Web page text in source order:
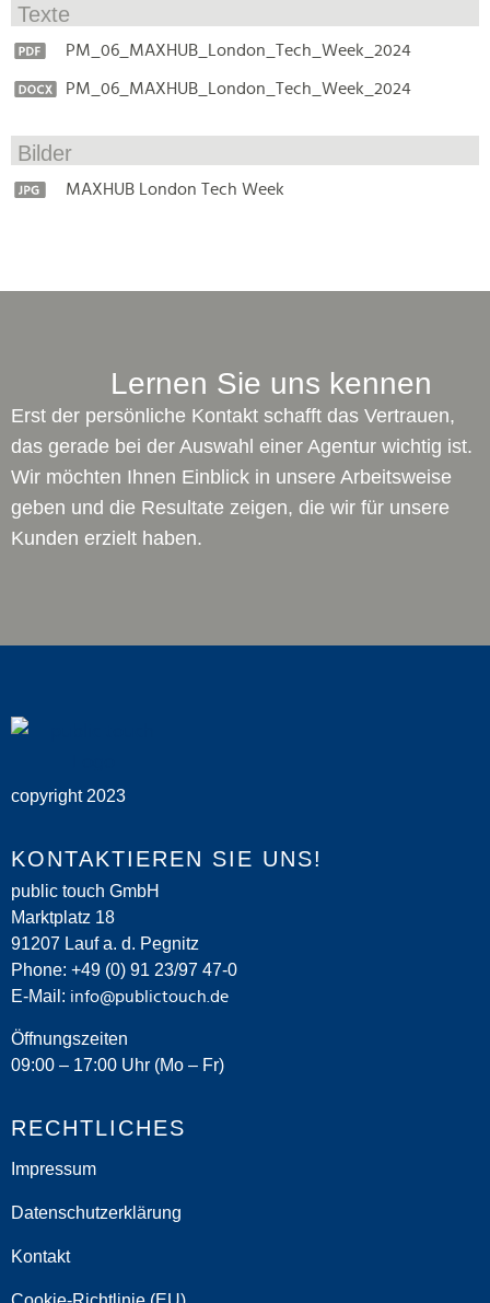
Texte
PM_06_MAXHUB_London_Tech_Week_2024
PM_06_MAXHUB_London_Tech_Week_2024
Bilder
MAXHUB London Tech Week
Lernen Sie uns kennen
Erst der persönliche Kontakt schafft das Vertrauen,
das gerade bei der Auswahl einer Agentur wichtig ist.
Wir möchten Ihnen Einblick in unsere Arbeitsweise
geben und die Resultate zeigen, die wir für unsere
Kunden erzielt haben.
copyright 2023
KONTAKTIEREN SIE UNS!
public touch GmbH
Marktplatz 18
91207 Lauf a. d. Pegnitz
Phone: +49 (0) 91 23/97 47-0
E-Mail: info@publictouch.de
Öffnungszeiten
09:00 – 17:00 Uhr (Mo – Fr)
RECHTLICHES
Impressum
Datenschutzerklärung
Kontakt